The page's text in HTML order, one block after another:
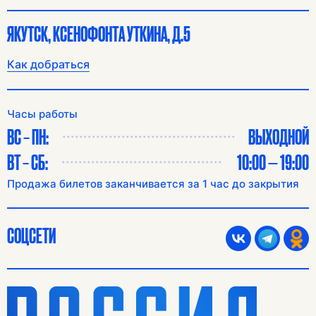
ЯКУТСК, КСЕНОФОНТА УТКИНА, Д.5
Как добраться
Часы работы
ВС – ПН:
ВЫХОДНОЙ
ВТ – СБ:
10:00 — 19:00
Продажа билетов заканчивается за 1 час до закрытия
СОЦСЕТИ